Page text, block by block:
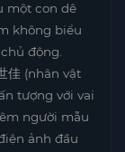
một con dê
không biểu
động.
佳 (nhân vật
tượng với vai
người mẫu
ảnh đầu